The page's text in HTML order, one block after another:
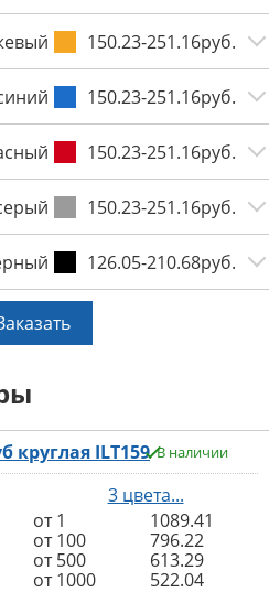
150.23-251.16руб.
150.23-251.16руб.
150.23-251.16руб.
150.23-251.16руб.
126.05-210.68руб.
круглая ILT159 В наличии
3 цвета...
от 1
1089.41
от 100
796.22
от 500
613.29
от 1000
522.04